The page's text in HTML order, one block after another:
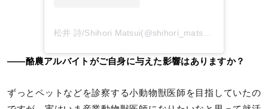
――酪農アルバイトがご自身に与えた影響はありますか？
ずっとペットなどを診察する小動物獣医師を目指していたの